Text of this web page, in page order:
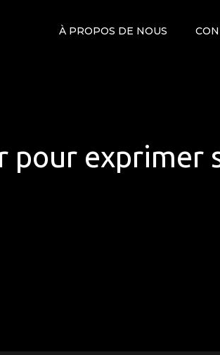
À PROPOS DE NOUS
pour exprimer